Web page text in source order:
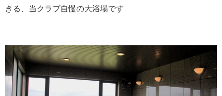
きる、当クラブ自慢の大浴場です